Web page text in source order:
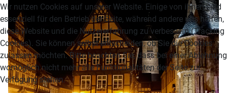
Wir nutzen Cookies auf unserer Website. Einige von ihnen sind
essenziell für den Betrieb der Seite, während andere uns helfen,
diese Website und die Nutzererfahrung zu verbessern (Tracking
Cookies). Sie können selbst entscheiden, ob Sie die Cookies
zulassen möchten. Bitte beachten Sie, dass bei einer Ablehnung
womöglich nicht mehr alle Funktionalitäten der Seite zur
Verfügung stehen.